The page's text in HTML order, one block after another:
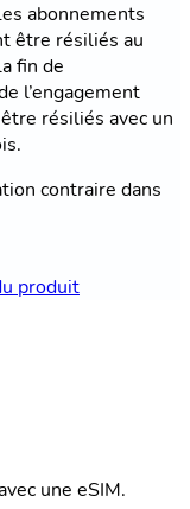
abonnements
être résiliés au
fin de
l’engagement
résiliés avec un
contraire dans
produit
une eSIM.